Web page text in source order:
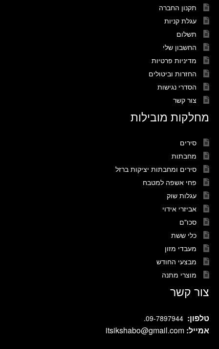
תקנון החברה
עגלת קניות
תשלום
החשבון שלי
מדיניות פרטיות
החזרות וביטולים
הסדרי נגישות
צור קשר
מחלקות מובילות
סירים
מחבתות
סירים ומחבתות יציקות ברזל
פחי אשפה למטבח
עגלות שוק
אביזרי אידוי
סכו"ם
כלי ששת
מעבדי מזון
מבצעי החודש
מוצרי מתנה
צור קשר
טלפון: 09-7897944
.
אמייל: itsikshabo@gmail.com